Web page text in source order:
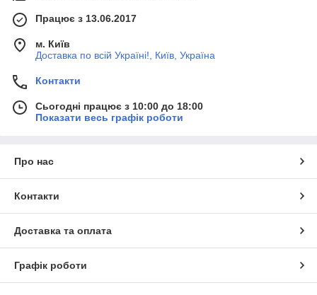
Працює з 13.06.2017
м. Київ
Доставка по всій Україні!, Київ, Україна
Контакти
Сьогодні працює з 10:00 до 18:00
Показати весь графік роботи
Про нас
Контакти
Доставка та оплата
Графік роботи